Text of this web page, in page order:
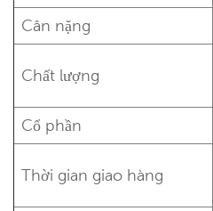
Cân nặng
Chất lượng
Cổ phần
Thời gian giao hàng